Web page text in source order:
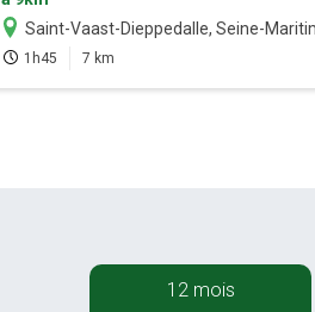
Saint-Vaast-Dieppedalle, Seine-
1h45 7 km
12 mois